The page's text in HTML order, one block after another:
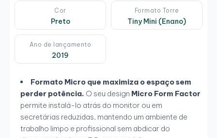
Cor
Preto
Formato Torre
Tiny Mini (Enano)
Ano de lançamento
2019
Formato Micro que maximiza o espaço sem
perder potência. O seu design Micro Form Factor
permite instalá-lo atrás do monitor ou em
secretárias reduzidas, mantendo um ambiente de
trabalho limpo e profissional sem abdicar do